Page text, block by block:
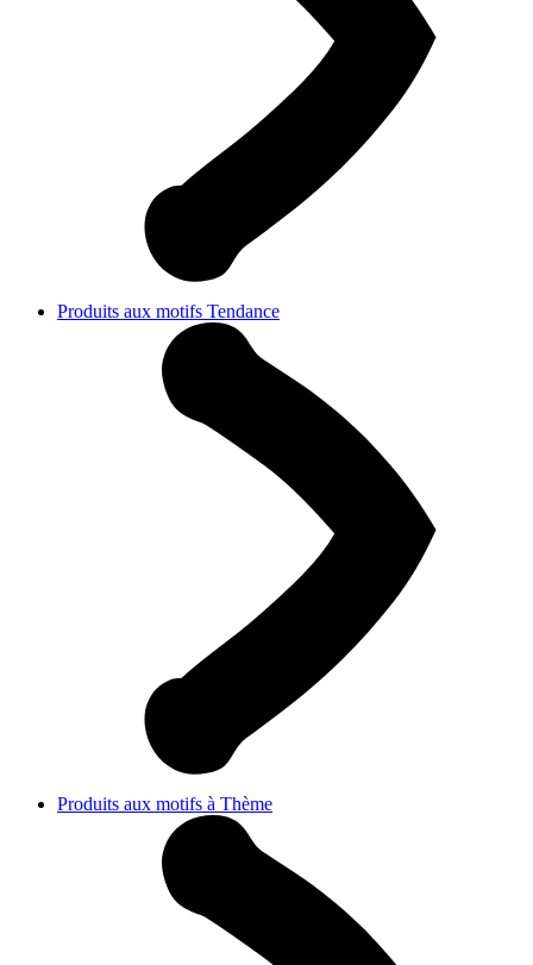
Produits aux motifs Tendance
Produits aux motifs à Thème